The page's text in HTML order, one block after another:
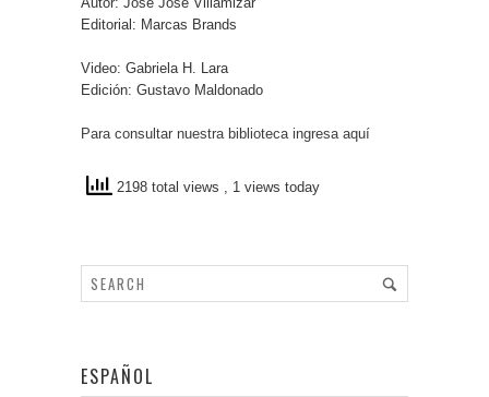
Editorial: Marcas Brands
Video: Gabriela H. Lara
Edición: Gustavo Maldonado
Para consultar nuestra biblioteca ingresa aquí
2198 total views , 1 views today
ESPAÑOL